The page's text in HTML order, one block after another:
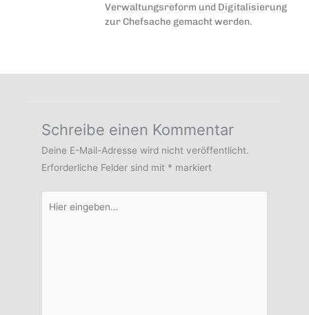
Verwaltungsreform und Digitalisierung
zur Chefsache gemacht werden.
Schreibe einen Kommentar
Deine E-Mail-Adresse wird nicht veröffentlicht.
Erforderliche Felder sind mit * markiert
eingeben…